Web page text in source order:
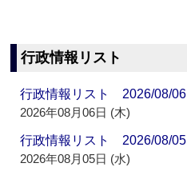
行政情報リスト
行政情報リスト 2026/08/06
2026年08月06日 (木)
行政情報リスト 2026/08/05
2026年08月05日 (水)